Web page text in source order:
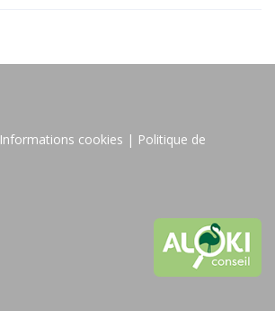
Informations cookies | Politique de